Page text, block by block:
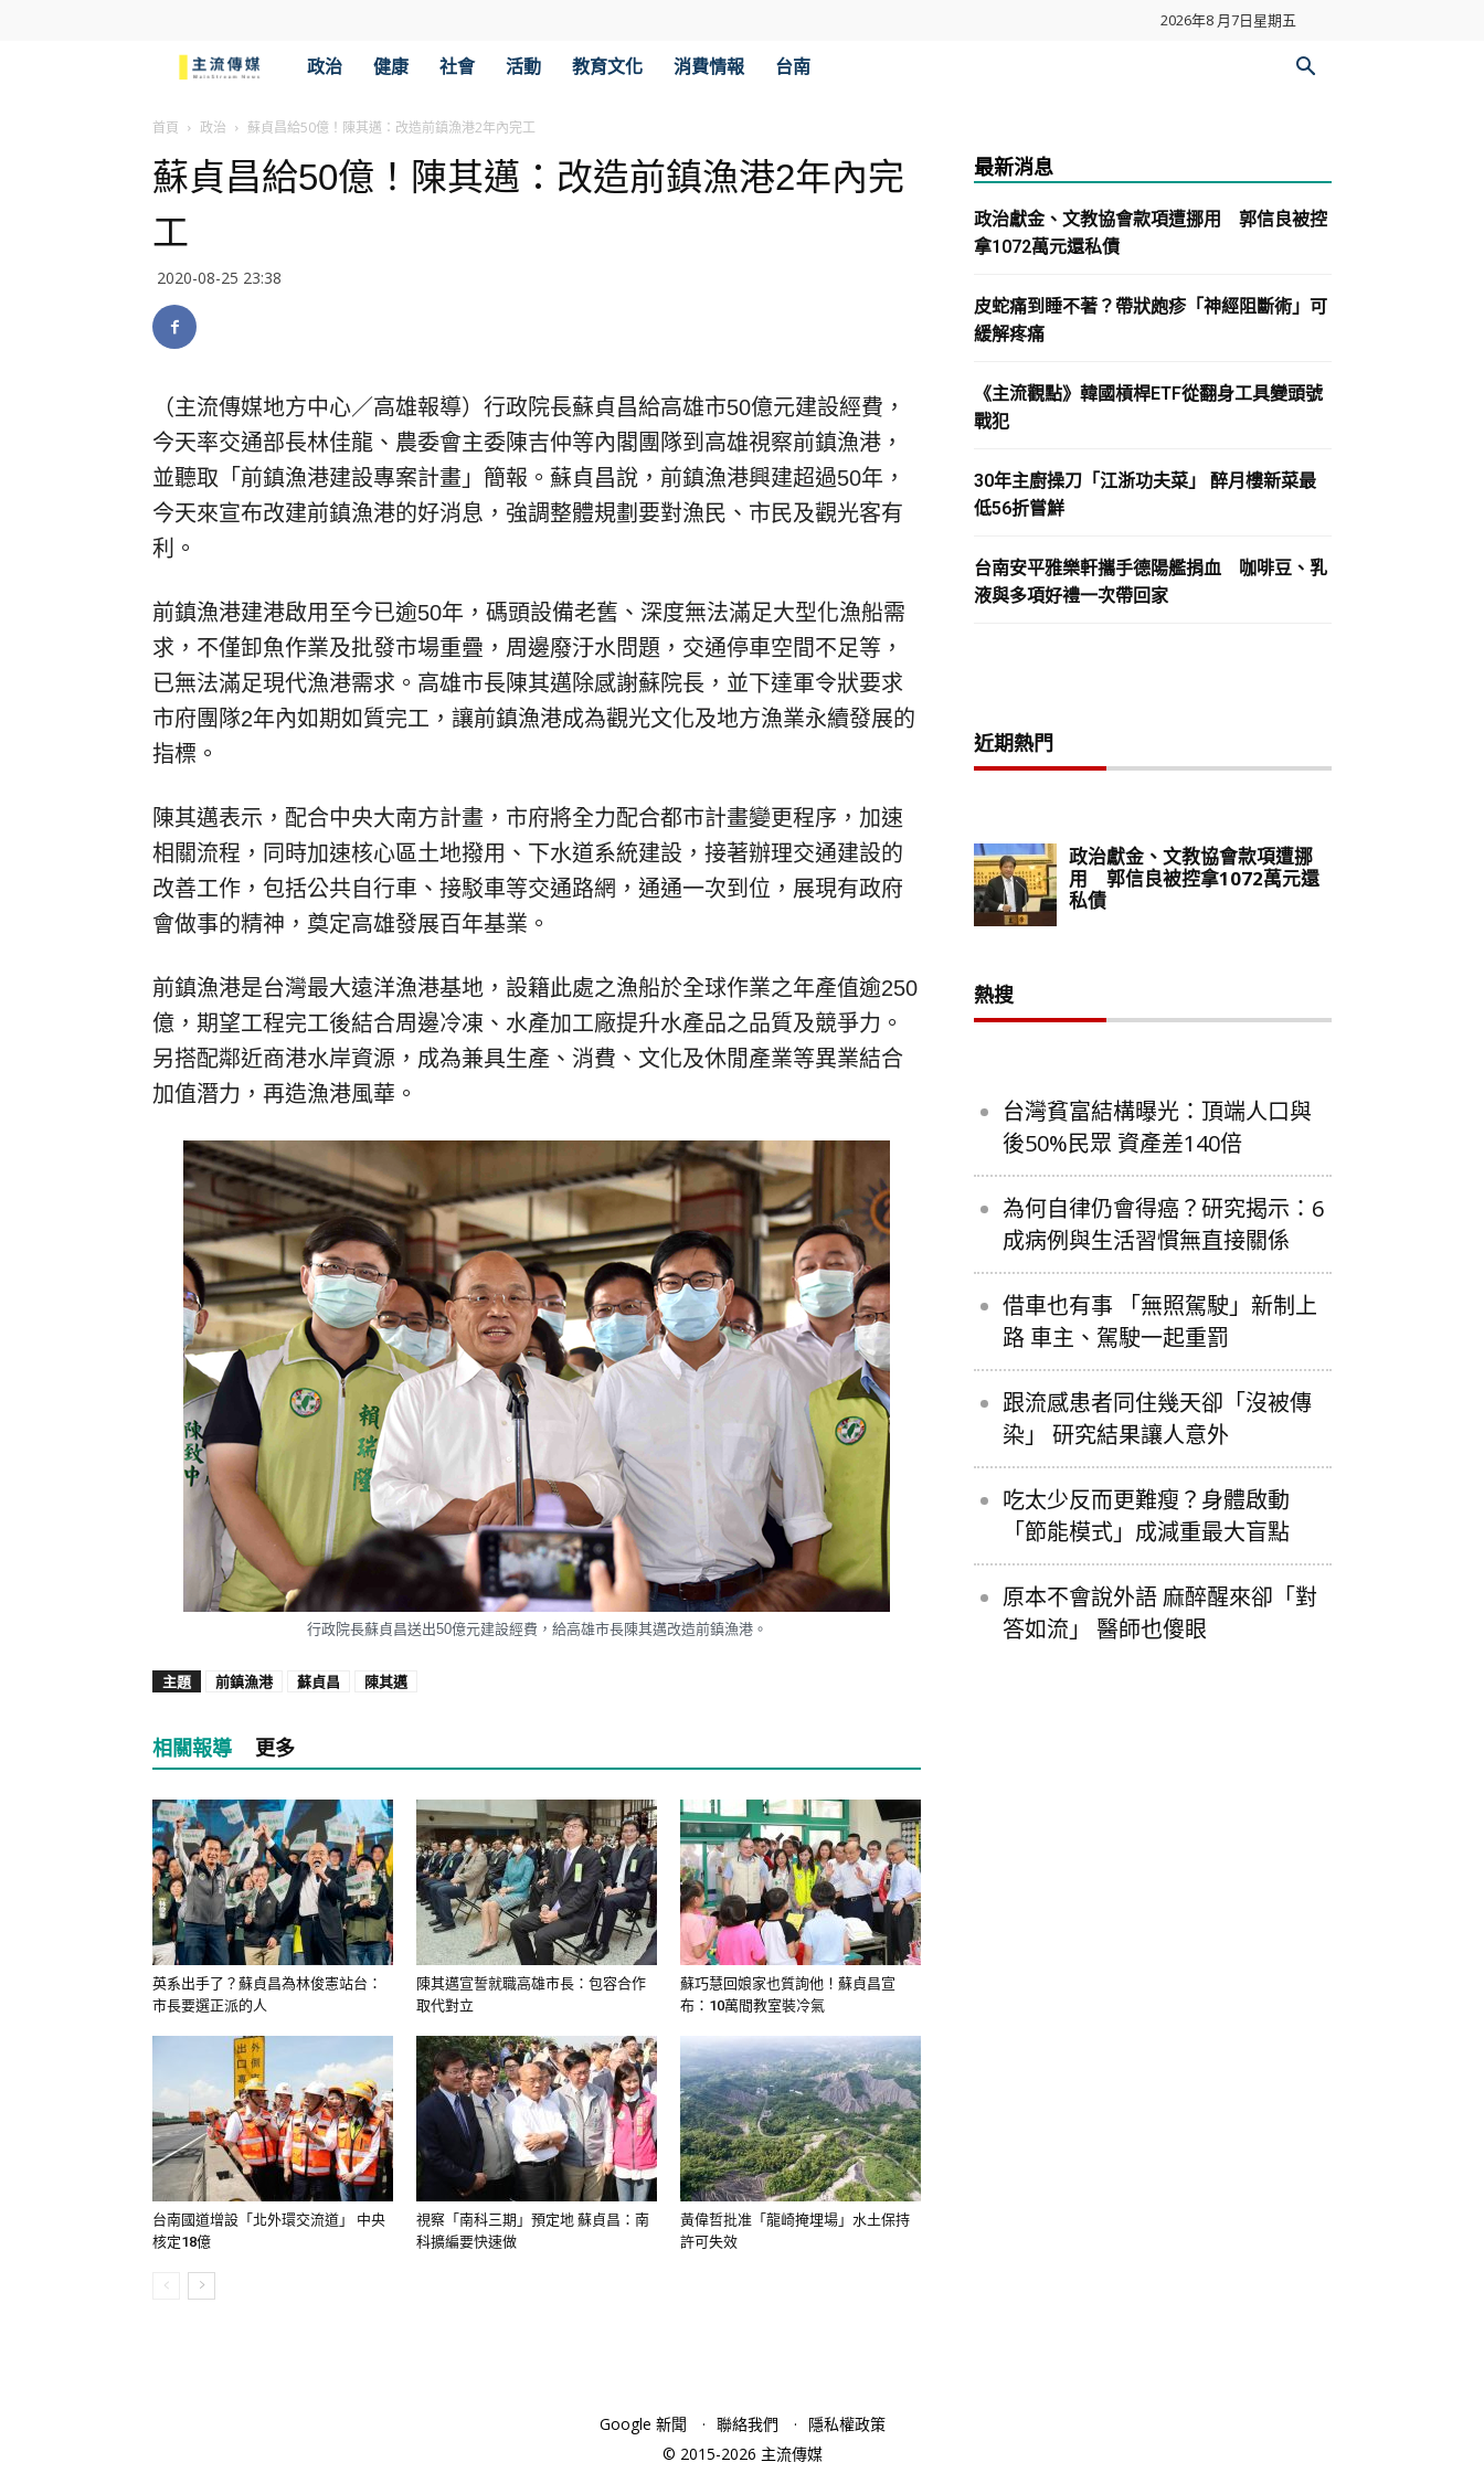
2026年8 月7日星期五
流
傳
政治 健康 社會 活動 教育文化 消費情報 台南
首頁 政治 蘇貞昌給50億！陳其邁：改造前鎮漁港2年內完工
蘇貞昌給50億！陳其邁：改造前鎮漁港2年內完
工
2020-08-25 23:38
（主流傳媒地方中心／高雄報導）行政院長蘇貞昌給高雄市50億元建設經費，
今天率交通部長林佳龍、農委會主委陳吉仲等內閣團隊到高雄視察前鎮漁港，
並聽取「前鎮漁港建設專案計畫」簡報。蘇貞昌說，前鎮漁港興建超過50年，
今天來宣布改建前鎮漁港的好消息，強調整體規劃要對漁民、市民及觀光客有
利。
前鎮漁港建港啟用至今已逾50年，碼頭設備老舊、深度無法滿足大型化漁船需
求，不僅卸魚作業及批發市場重疊，周邊廢汙水問題，交通停車空間不足等，
已無法滿足現代漁港需求。高雄市長陳其邁除感謝蘇院長，並下達軍令狀要求
市府團隊2年內如期如質完工，讓前鎮漁港成為觀光文化及地方漁業永續發展的
指標。
陳其邁表示，配合中央大南方計畫，市府將全力配合都市計畫變更程序，加速
相關流程，同時加速核心區土地撥用、下水道系統建設，接著辦理交通建設的
改善工作，包括公共自行車、接駁車等交通路網，通通一次到位，展現有政府
會做事的精神，奠定高雄發展百年基業。
前鎮漁港是台灣最大遠洋漁港基地，設籍此處之漁船於全球作業之年產值逾250
億，期望工程完工後結合周邊冷凍、水產加工廠提升水產品之品質及競爭力。
另搭配鄰近商港水岸資源，成為兼具生產、消費、文化及休閒產業等異業結合
加值潛力，再造漁港風華。
行政院長蘇貞昌送出50億元建設經費，給高雄市長陳其邁改造前鎮漁港。
主題 前鎮漁港 蘇貞昌 陳其邁
相關報導 更多
英系出手了？蘇貞昌為林俊憲站台：
市長要選正派的人
陳其邁宣誓就職高雄市長：包容合作
取代對立
蘇巧慧回娘家也質詢他！蘇貞昌宣
布：10萬間教室裝冷氣
台南國道增設「北外環交流道」 中央
核定18億
視察「南科三期」預定地 蘇貞昌：南
科擴編要快速做
黃偉哲批准「龍崎掩埋場」水土保持
許可失效
最新消息
政治獻金、文教協會款項遭挪用 郭信良被控
拿1072萬元還私債
皮蛇痛到睡不著？帶狀皰疹「神經阻斷術」可
緩解疼痛
《主流觀點》韓國槓桿ETF從翻身工具變頭號
戰犯
30年主廚操刀「江浙功夫菜」 醉月樓新菜最
低56折嘗鮮
台南安平雅樂軒攜手德陽艦捐血 咖啡豆、乳
液與多項好禮一次帶回家
近期熱門
熱搜
台灣貧富結構曝光：頂端人口與
後50%民眾 資產差140倍
為何自律仍會得癌？研究揭示：6
成病例與生活習慣無直接關係
借車也有事 「無照駕駛」新制上
路 車主、駕駛一起重罰
跟流感患者同住幾天卻「沒被傳
染」 研究結果讓人意外
吃太少反而更難瘦？身體啟動
「節能模式」成減重最大盲點
原本不會說外語 麻醉醒來卻「對
答如流」 醫師也傻眼
Google 新聞 聯絡我們
隱私權政策
© 2015-2026 主流傳媒